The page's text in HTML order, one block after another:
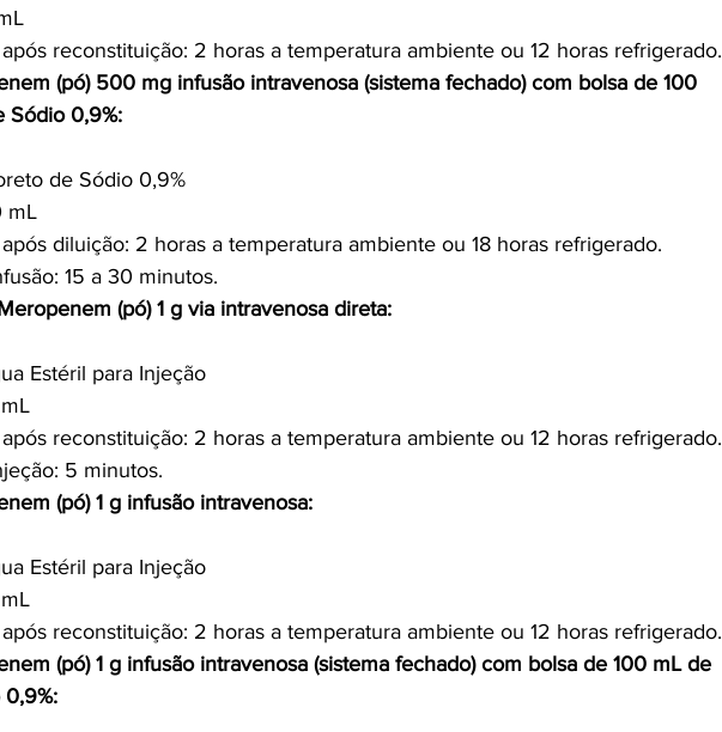
reconstituição: 2 horas a temperatura ambiente ou 12 horas refrigerado.
(pó) 500 mg infusão intravenosa (sistema fechado) com bolsa de 100
Sódio 0,9%:
de Sódio 0,9%
mL
diluição: 2 horas a temperatura ambiente ou 18 horas refrigerado.
15 a 30 minutos.
(pó) 1 g via intravenosa direta:
Estéril para Injeção
reconstituição: 2 horas a temperatura ambiente ou 12 horas refrigerado.
5 minutos.
(pó) 1 g infusão intravenosa:
Estéril para Injeção
reconstituição: 2 horas a temperatura ambiente ou 12 horas refrigerado.
(pó) 1 g infusão intravenosa (sistema fechado) com bolsa de 100 mL de